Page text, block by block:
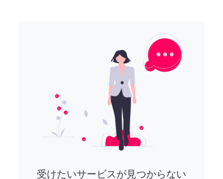
受けたいサービスが見つからない